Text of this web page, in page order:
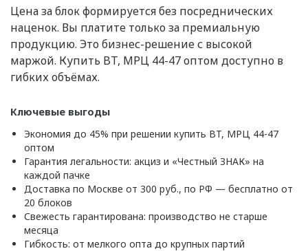
Цена за блок формируется без посреднических
наценок. Вы платите только за премиальную
продукцию. Это бизнес-решение с высокой
маржой. Купить BT, МРЦ 44-47 оптом доступно в
гибких объёмах.
Ключевые выгоды
Экономия до 45% при решении купить BT, МРЦ 44-47
оптом
Гарантия легальности: акциз и «Честный ЗНАК» на
каждой пачке
Доставка по Москве от 300 руб., по РФ — бесплатно от
20 блоков
Свежесть гарантирована: производство не старше
месяца
Гибкость: от мелкого опта до крупных партий